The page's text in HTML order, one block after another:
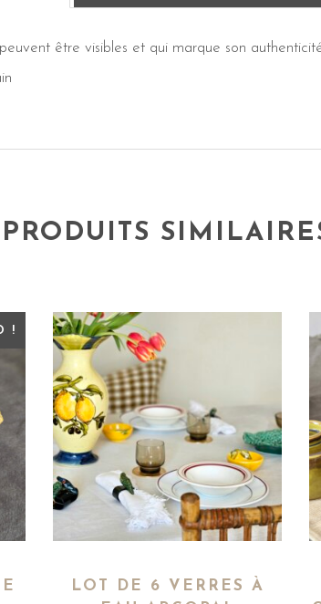
être visibles et qui marque son
PRODUITS
!
LOT DE 6 VERRES À